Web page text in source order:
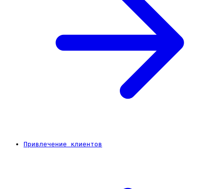
Привлечение клиентов